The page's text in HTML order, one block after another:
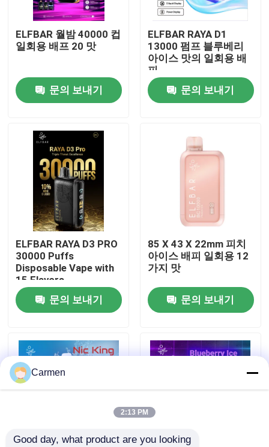
홈
제품 소개
동영상
회사 소개
공장 투어
품질 관리
견적 요청
ELFBAR 휘발유
ELFBAR 월밤 40000 컵
일회용 배프 20 맛
문의 보내기
ELFBAR RAYA D1
13000 펌프 블루베리
아이스 맛의 일회용 배
피
문의 보내기
ELFBAR RAYA D3 PRO
30000 Puffs
Disposable Vape with
15 Flavors
문의 보내기
85 X 43 X 22mm 피치
아이스 배피 일회용 12
가지 맛
문의 보내기
Carmen
2:13 PM
Good day, what product are you looking